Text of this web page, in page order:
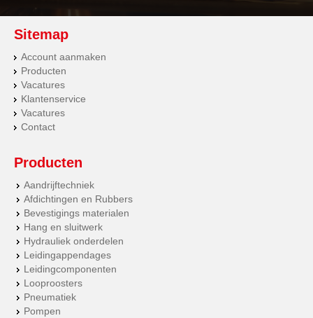
Sitemap
Account aanmaken
Producten
Vacatures
Klantenservice
Vacatures
Contact
Producten
Aandrijftechniek
Afdichtingen en Rubbers
Bevestigings materialen
Hang en sluitwerk
Hydrauliek onderdelen
Leidingappendages
Leidingcomponenten
Looproosters
Pneumatiek
Pompen